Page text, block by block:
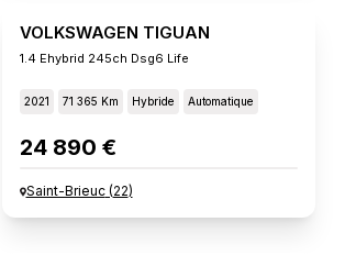
VOLKSWAGEN TIGUAN
1.4 Ehybrid 245ch Dsg6 Life
2021 71 365 Km Hybride Automatique
24 890 €
Saint-Brieuc(22)